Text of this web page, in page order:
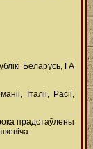
Беларусь, ГА
Італіі, Расіі,
прадстаўлены